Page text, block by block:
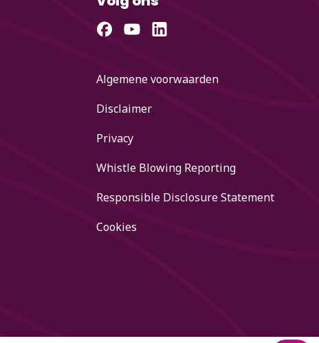
Algemene voorwaarden
Disclaimer
Privacy
Whistle Blowing Reporting
Responsible Disclosure Statement
Cookies